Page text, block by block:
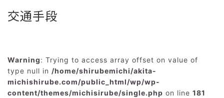
交通手段
Warning: Trying to access array offset on value of
type null in /home/shirubemichi/akita-
michishirube.com/public_html/wp/wp-
content/themes/michisirube/single.php on line 181